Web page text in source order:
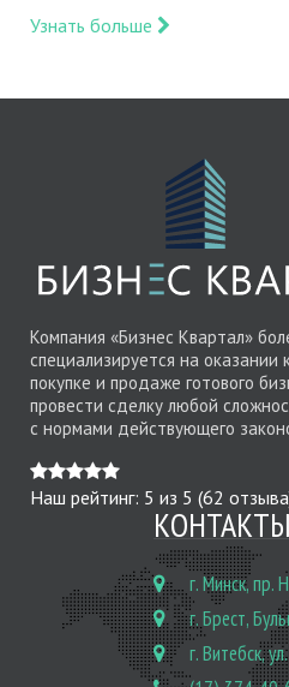
Узнать больше
Компания «Бизнес Квартал»
специализируется на оказании
покупке и продаже готового
провести сделку любой
с нормами действующего
Наш рейтинг: 5 из 5 (62
КОНТАКТЫ
г. Минск, пр.
г. Брест,
г. Витебск,